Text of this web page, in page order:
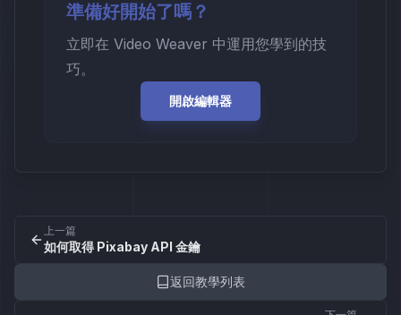
準備好開始了嗎？
立即在 Video Weaver 中運用您學到的技
巧。
開啟編輯器
上一篇
如何取得 Pixabay API 金鑰
返回教學列表